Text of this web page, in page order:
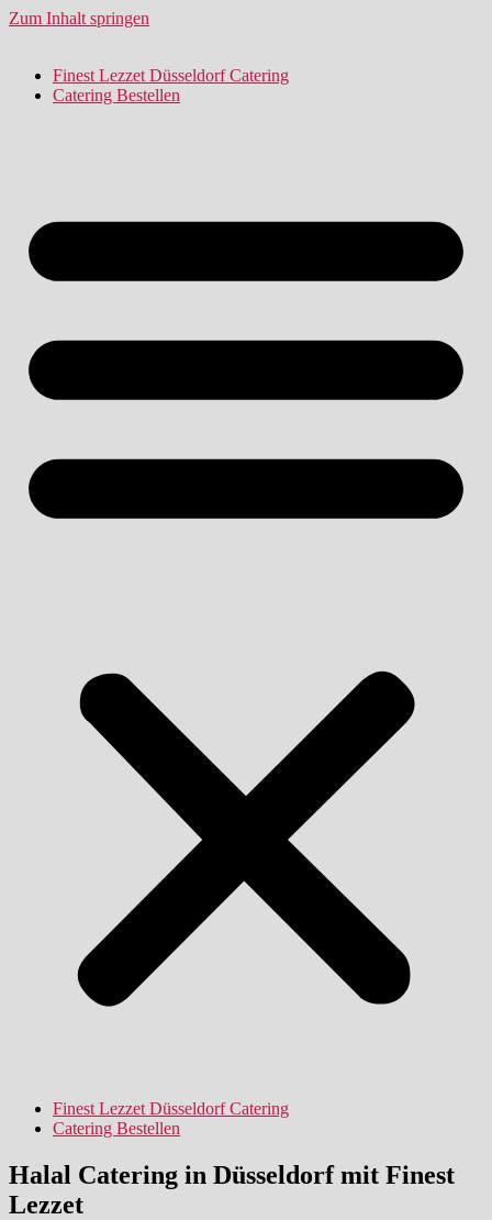
Zum Inhalt springen
Finest Lezzet Düsseldorf Catering
Catering Bestellen
Finest Lezzet Düsseldorf Catering
Catering Bestellen
Halal Catering in Düsseldorf mit Finest
Lezzet